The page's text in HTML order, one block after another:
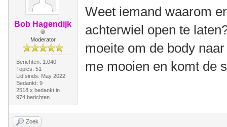
Bob Hagendijk
Moderator
Berichten: 1.040
Topics: 51
Lid sinds: May 2022
Bedankt: 9
2518 x bedankt in
974 berichten
Weet iemand waarom
achterwiel open te
moeite om de body
me mooien en komt de
Zoek